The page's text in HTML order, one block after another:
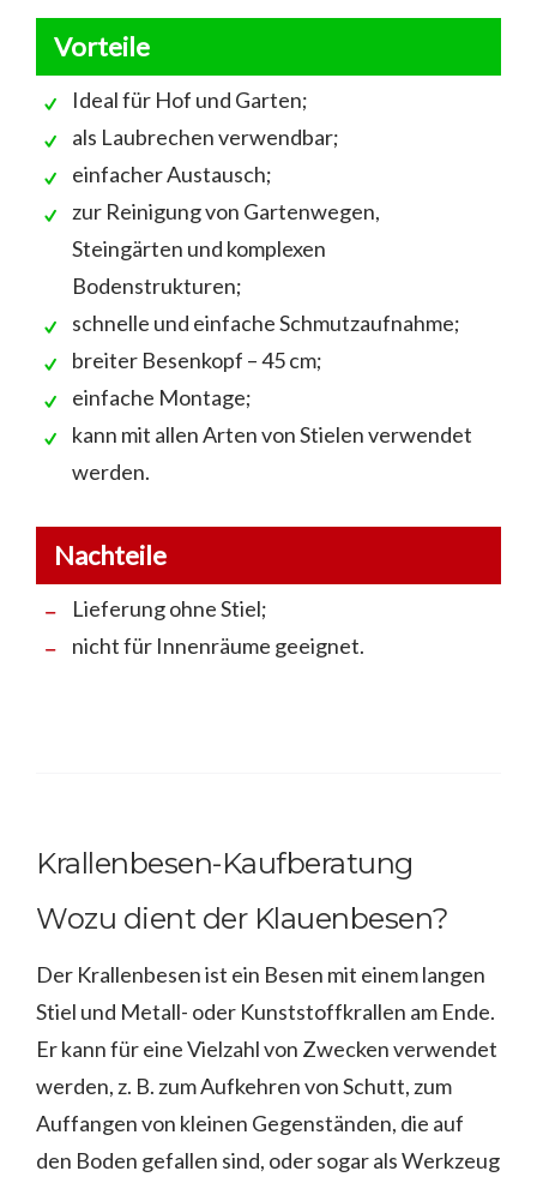
Vorteile
Ideal für Hof und Garten;
als Laubrechen verwendbar;
einfacher Austausch;
zur Reinigung von Gartenwegen,
Steingärten und komplexen
Bodenstrukturen;
schnelle und einfache Schmutzaufnahme;
breiter Besenkopf – 45 cm;
einfache Montage;
kann mit allen Arten von Stielen verwendet
werden.
Nachteile
Lieferung ohne Stiel;
nicht für Innenräume geeignet.
Krallenbesen-Kaufberatung
Wozu dient der Klauenbesen?
Der Krallenbesen ist ein Besen mit einem langen
Stiel und Metall- oder Kunststoffkrallen am Ende.
Er kann für eine Vielzahl von Zwecken verwendet
werden, z. B. zum Aufkehren von Schutt, zum
Auffangen von kleinen Gegenständen, die auf
den Boden gefallen sind, oder sogar als Werkzeug